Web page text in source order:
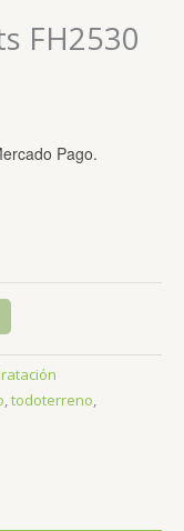
FH2530
Pago.
,todoterreno,